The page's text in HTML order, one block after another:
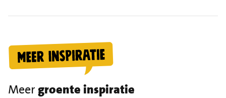
Meergroente inspiratie